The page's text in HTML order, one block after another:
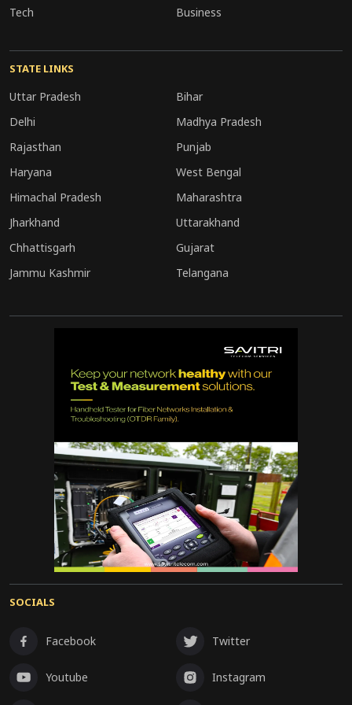
Tech
Business
STATE LINKS
Uttar Pradesh
Bihar
Delhi
Madhya Pradesh
Rajasthan
Punjab
Haryana
West Bengal
Himachal Pradesh
Maharashtra
Jharkhand
Uttarakhand
Chhattisgarh
Gujarat
Jammu Kashmir
Telangana
SOCIALS
Facebook Twitter
Youtube Instagram